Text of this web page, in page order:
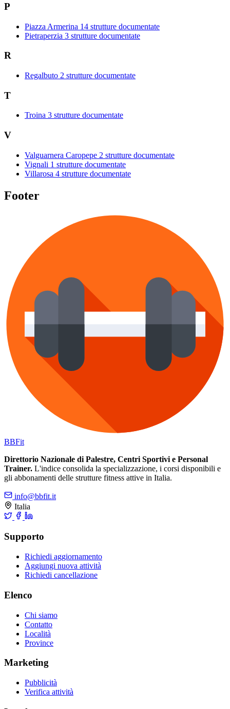
P
Piazza Armerina 14 strutture documentate
Pietraperzia 3 strutture documentate
R
Regalbuto 2 strutture documentate
T
Troina 3 strutture documentate
V
Valguarnera Caropepe 2 strutture documentate
Vignali 1 strutture documentate
Villarosa 4 strutture documentate
Footer
BBFit
Direttorio Nazionale di Palestre, Centri Sportivi e Personal
Trainer. L'indice consolida la specializzazione, i corsi disponibili e
gli abbonamenti delle strutture fitness attive in Italia.
info@bbfit.it
Italia
Supporto
Richiedi aggiornamento
Aggiungi nuova attività
Richiedi cancellazione
Elenco
Chi siamo
Contatto
Località
Province
Marketing
Pubblicità
Verifica attività